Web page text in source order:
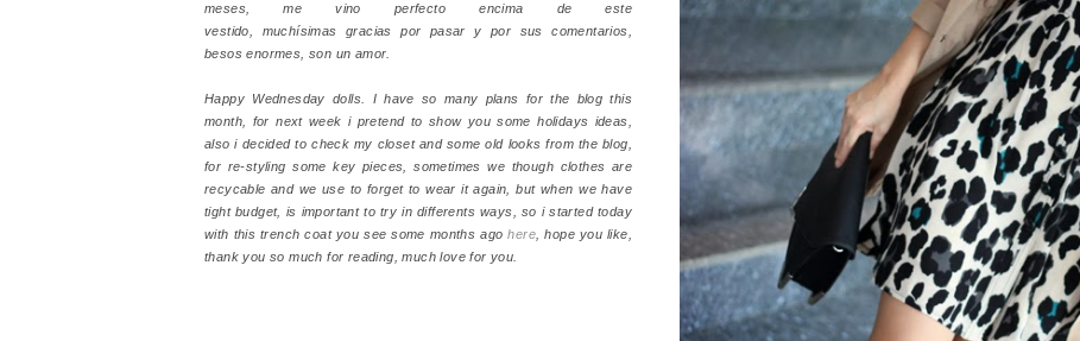
meses, me vino perfecto encima de este
vestido, muchísimas gracias por pasar y por sus comentarios,
besos enormes, son un amor.
Happy Wednesday dolls. I have so many plans for the blog this
month, for next week i pretend to show you some holidays ideas,
also i decided to check my closet and some old looks from the blog,
for re-styling some key pieces, sometimes we though clothes are
recycable and we use to forget to wear it again, but when we have
tight budget, is important to try in differents ways, so i started today
with this trench coat you see some months agohere, hope you like,
thank you so much for reading, much love for you.